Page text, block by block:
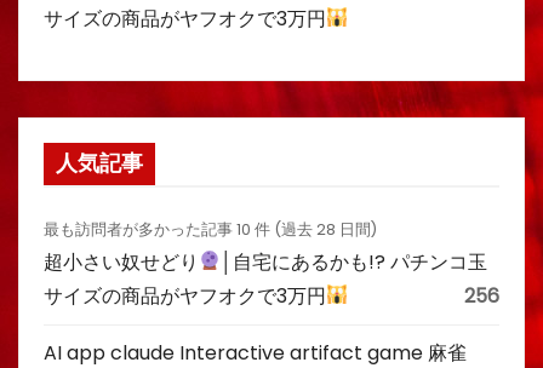
サイズの商品がヤフオクで3万円
人気記事
最も訪問者が多かった記事 10 件 (過去 28 日間)
超小さい奴せどり
│自宅にあるかも!? パチンコ玉
サイズの商品がヤフオクで3万円
256
AI app claude Interactive artifact game 麻雀